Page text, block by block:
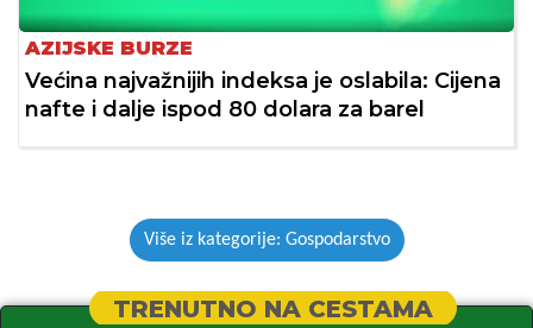
AZIJSKE BURZE
Većina najvažnijih indeksa je oslabila: Cijena
nafte i dalje ispod 80 dolara za barel
Više iz kategorije: Gospodarstvo
TRENUTNO NA CESTAMA